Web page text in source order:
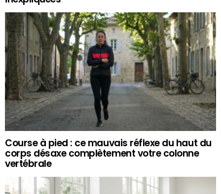
Course à pied : ce mauvais réflexe du haut du
corps désaxe complètement votre colonne
vertébrale